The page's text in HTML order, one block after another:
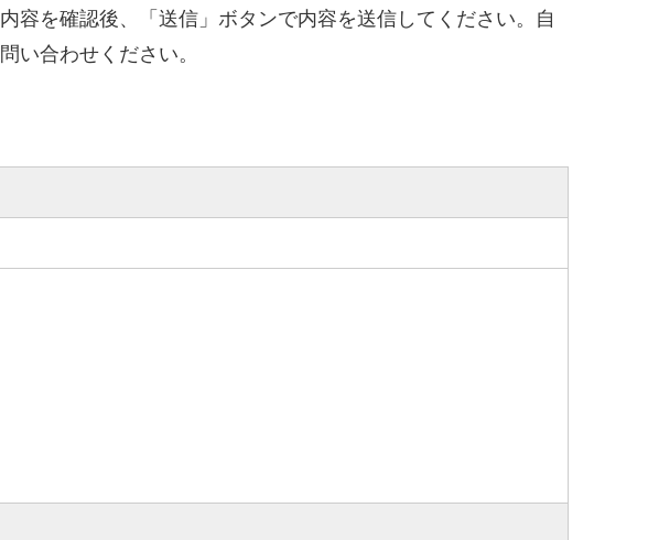
容を確認後、「送信」ボタンで内容を送信してください。自
い合わせください。